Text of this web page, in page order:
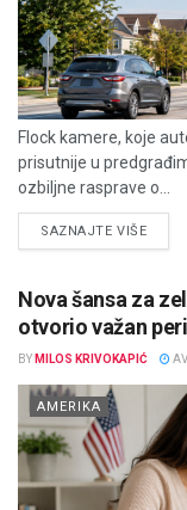
Flock kamere, koje
prisutnije u
ozbiljne rasprave o...
SAZNAJTE VIŠE
Nova šansa za
otvorio važan
BY MILOS KRIVOKAPIĆ
AMERIKA